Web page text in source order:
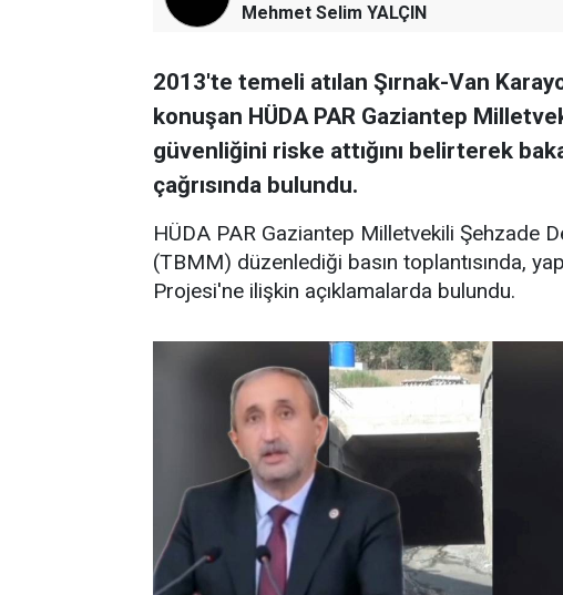
Mehmet Selim YALÇIN
2013'te temeli atılan Şırnak-Van
konuşan HÜDA PAR Gaziantep
güvenliğini riske attığını belirterek
çağrısında bulundu.
HÜDA PAR Gaziantep Milletvekili Şehzade
(TBMM) düzenlediği basın toplantısında,
Projesi'ne ilişkin açıklamalarda bulundu.